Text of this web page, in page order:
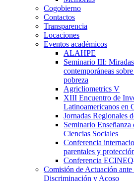
Cogobierno
Contactos
Transparencia
Locaciones
Eventos académicos
ALAHPE
Seminario III:
contemporáneas
pobreza
Agricliometrics V
XIII Encuentro de
Latinoamericanos en
Jornadas Regionales
Seminario
Ciencias Sociales
Conferencia
parentales y
Conferencia
Comisión de Actuación
Discriminación y Acoso